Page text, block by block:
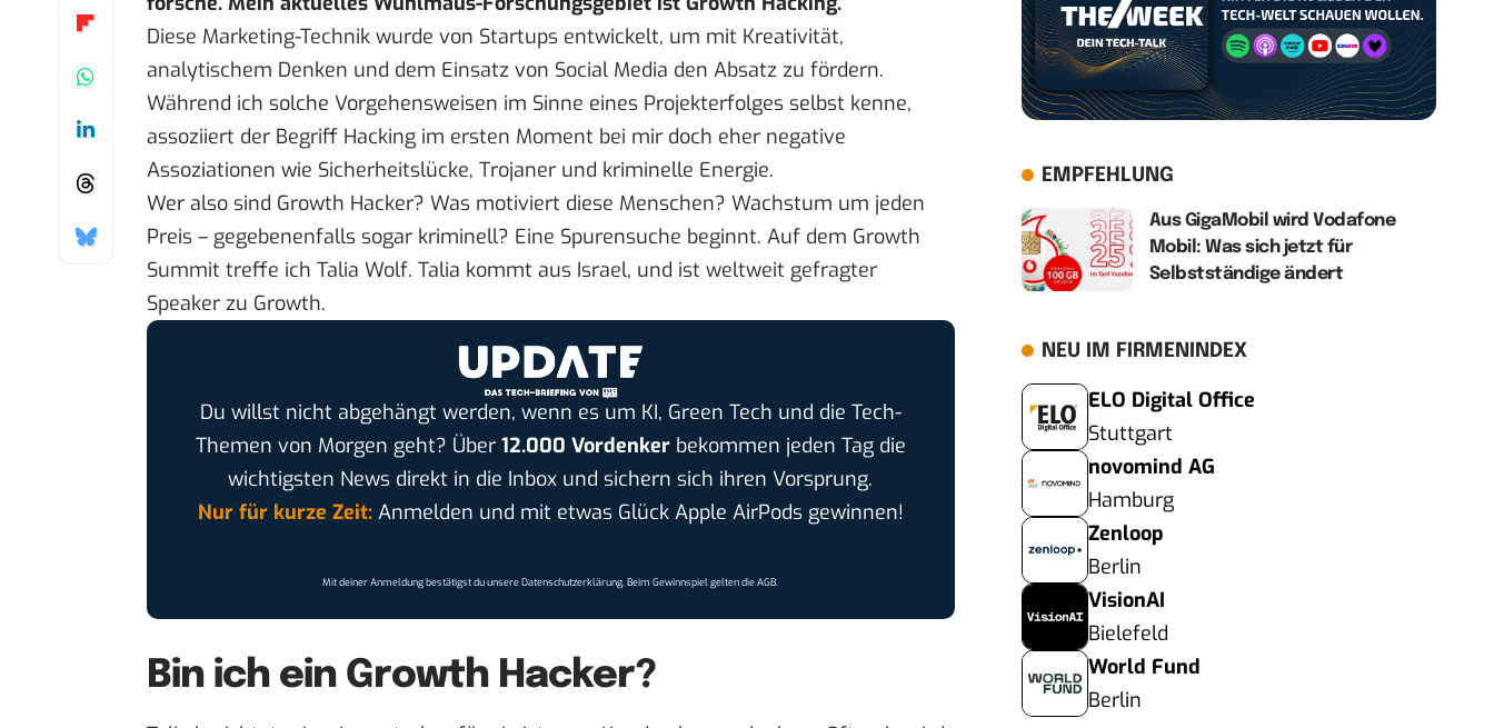
Diese Marketing-Technik wurde von Startups entwickelt, um mit Kreativität,
analytischem Denken und dem Einsatz von Social Media den Absatz zu fördern.
Während ich solche Vorgehensweisen im Sinne eines Projekterfolges selbst kenne,
assoziiert der Begriff Hacking im ersten Moment bei mir doch eher negative
Assoziationen wie Sicherheitslücke, Trojaner und kriminelle Energie.
Wer also sind Growth Hacker? Was motiviert diese Menschen? Wachstum um jeden
Preis – gegebenenfalls sogar kriminell? Eine Spurensuche beginnt. Auf dem Growth
Summit treffe ich Talia Wolf. Talia kommt aus Israel, und ist weltweit gefragter
Speaker zu Growth.
Du willst nicht abgehängt werden, wenn es um KI, Green Tech und die Tech-
Themen von Morgen geht? Über 12.000 Vordenkerbekommen jeden Tag die
wichtigsten News direkt in die Inbox und sichern sich ihren Vorsprung.
Nur für kurze Zeit:Anmelden und mit etwas Glück Apple AirPods gewinnen!
Mit deiner Anmeldung bestätigst du unsereDatenschutzerklärung. Beim Gewinnspiel gelten dieAGB.
Bin ich ein Growth Hacker?
EMPFEHLUNG
Aus GigaMobil wird Vodafone
Mobil: Was sich jetzt für
Selbstständige ändert
NEU IM FIRMENINDEX
ELO Digital Office
Stuttgart
novomind AG
Hamburg
Zenloop
Berlin
VisionAI
Bielefeld
World Fund
Berlin